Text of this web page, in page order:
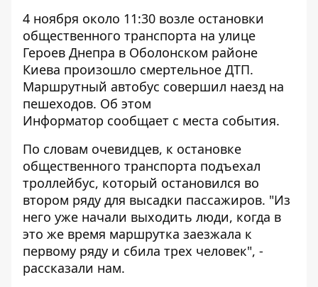
4 ноября около 11:30 возле остановки
общественного транспорта на улице
Героев Днепра в Оболонском районе
Киева произошло смертельное ДТП.
Маршрутный автобус совершил наезд на
пешеходов. Об этом
Информатор сообщает с места события.
По словам очевидцев, к остановке
общественного транспорта подъехал
троллейбус, который остановился во
втором ряду для высадки пассажиров. "Из
него уже начали выходить люди, когда в
это же время маршрутка заезжала к
первому ряду и сбила трех человек", -
рассказали нам.